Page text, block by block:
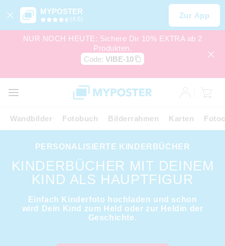
MYPOSTER
(4,6) Zur App
NUR NOCH HEUTE: Sichere Dir 10% EXTRA ab 2
Produkten.
Code: VIBE-10
Wandbilder Fotobuch Bilderrahmen Karten
PERSONALISIERTE KINDERBÜCHER
KINDERBÜCHER MIT DEINEM
KIND ALS HAUPTFIGUR
Einfach Kinderfoto hochladen und schon
wird Dein Kind zum Held oder zur Heldin der
Geschichte.